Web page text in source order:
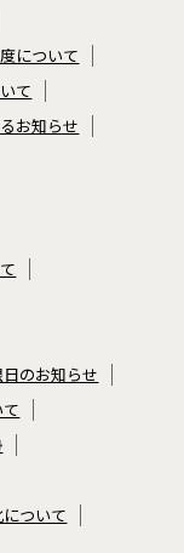
について
て
お知らせ
のお知らせ
ついて